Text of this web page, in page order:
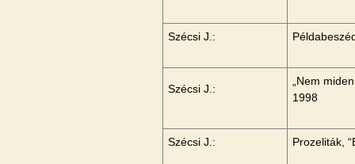
Szécsi J.:
Szécsi J.:
„Nem
1998
Szécsi J.: Prozeliták,